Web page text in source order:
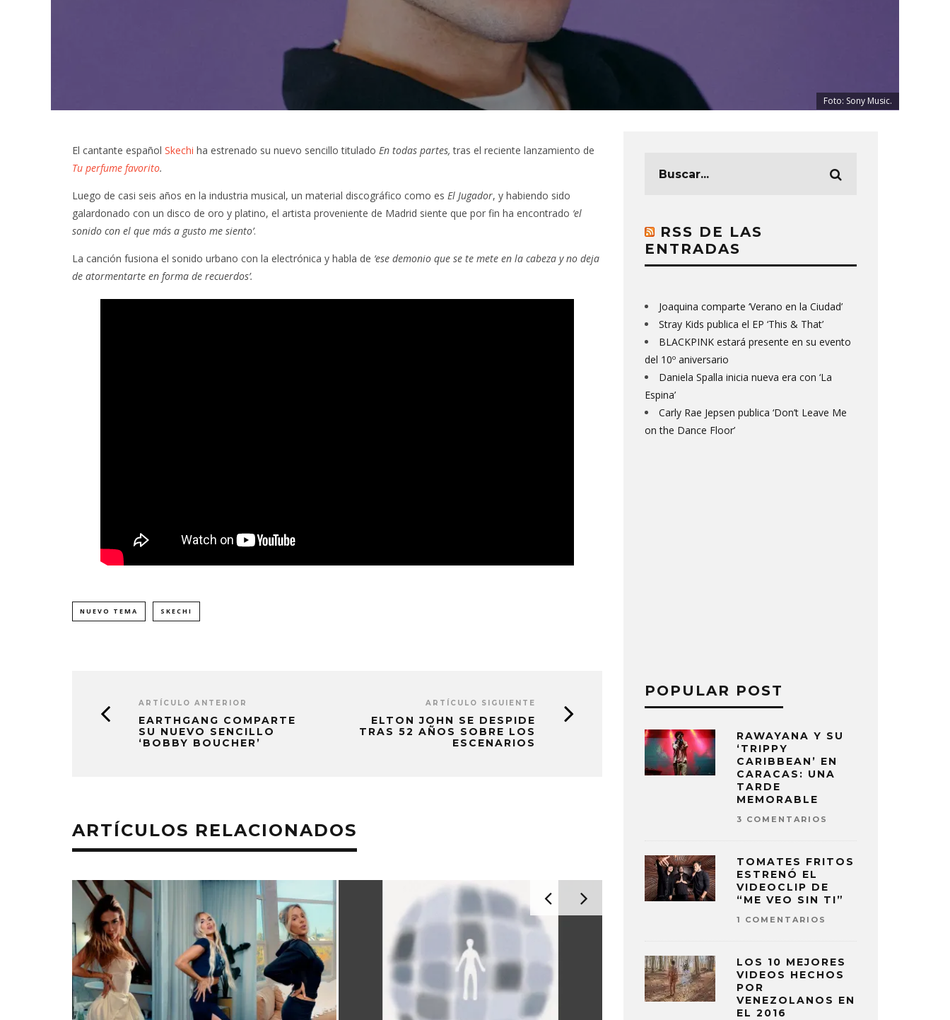
Foto: Sony Music.
El cantante español Skechi ha estrenado su nuevo sencillo titulado En todas partes,tras el reciente lanzamiento de
Tu perfume favorito.
Luego de casi seis años en la industria musical, un material discográfico como es El Jugador, y habiendo sido
galardonado con un disco de oro y platino, el artista proveniente de Madrid siente que por fin ha encontrado ‘el
sonido con el que más a gusto me siento’.
La canción fusiona el sonido urbano con la electrónica y habla de ‘ese demonio que se te mete en la cabeza y no deja
de atormentarte en forma de recuerdos’.
NUEVO TEMA SKECHI
ARTÍCULO ANTERIOR
EARTHGANG COMPARTE
SU NUEVO SENCILLO
‘BOBBY BOUCHER’
ARTÍCULO SIGUIENTE
ELTON JOHN SE DESPIDE
TRAS 52 AÑOS SOBRE LOS
ESCENARIOS
ARTÍCULOS RELACIONADOS
RSS DE LAS
ENTRADAS
Joaquina comparte ‘Verano en la Ciudad’
Stray Kids publica el EP ‘This & That’
BLACKPINK estará presente en su evento
del 10º aniversario
Daniela Spalla inicia nueva era con ‘La
Espina’
Carly Rae Jepsen publica ‘Don’t Leave Me
on the Dance Floor’
POPULAR POST
RAWAYANA Y SU
‘TRIPPY
CARIBBEAN’ EN
CARACAS: UNA
TARDE
MEMORABLE
3 COMENTARIOS
TOMATES FRITOS
ESTRENÓ EL
VIDEOCLIP DE
“ME VEO SIN TI”
1 COMENTARIOS
LOS 10 MEJORES
VIDEOS HECHOS
POR
VENEZOLANOS EN
EL 2016